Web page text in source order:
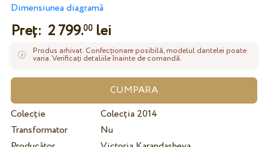
Dimensiunea diagramă
Preț: 2 799.00lei
Produs arhivat. Confecționare posibilă, modelul dantelei poate
varia. Verificați detaliile înainte de comandă.
Colecție
Colecția 2014
Transformator
Nu